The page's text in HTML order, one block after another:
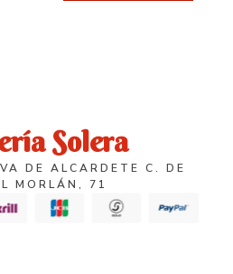
Solera
DE ALCARDETE C. DE
MORLÁN, 71